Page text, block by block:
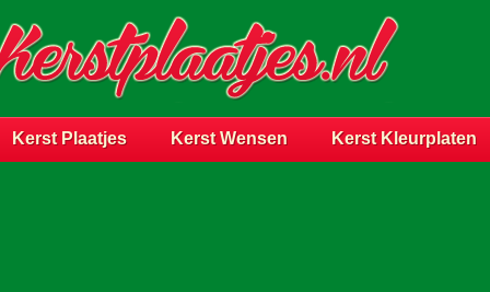
Kerst Plaatjes Kerst Wensen Kerst Kleurplaten